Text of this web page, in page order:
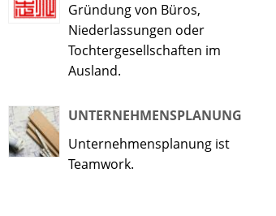
Gründung von Büros,
Niederlassungen oder
Tochtergesellschaften im
Ausland.
UNTERNEHMENSPLANUNG
Unternehmensplanung ist
Teamwork.